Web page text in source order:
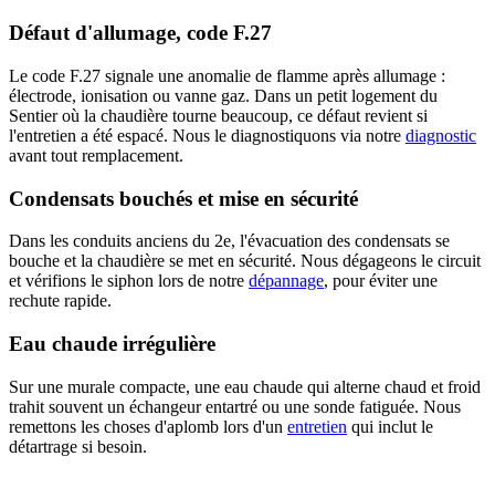
Défaut d'allumage, code F.27
Le code F.27 signale une anomalie de flamme après allumage :
électrode, ionisation ou vanne gaz. Dans un petit logement du
Sentier où la chaudière tourne beaucoup, ce défaut revient si
l'entretien a été espacé. Nous le diagnostiquons via notre diagnostic
avant tout remplacement.
Condensats bouchés et mise en sécurité
Dans les conduits anciens du 2e, l'évacuation des condensats se
bouche et la chaudière se met en sécurité. Nous dégageons le circuit
et vérifions le siphon lors de notre dépannage, pour éviter une
rechute rapide.
Eau chaude irrégulière
Sur une murale compacte, une eau chaude qui alterne chaud et froid
trahit souvent un échangeur entartré ou une sonde fatiguée. Nous
remettons les choses d'aplomb lors d'un entretien qui inclut le
détartrage si besoin.